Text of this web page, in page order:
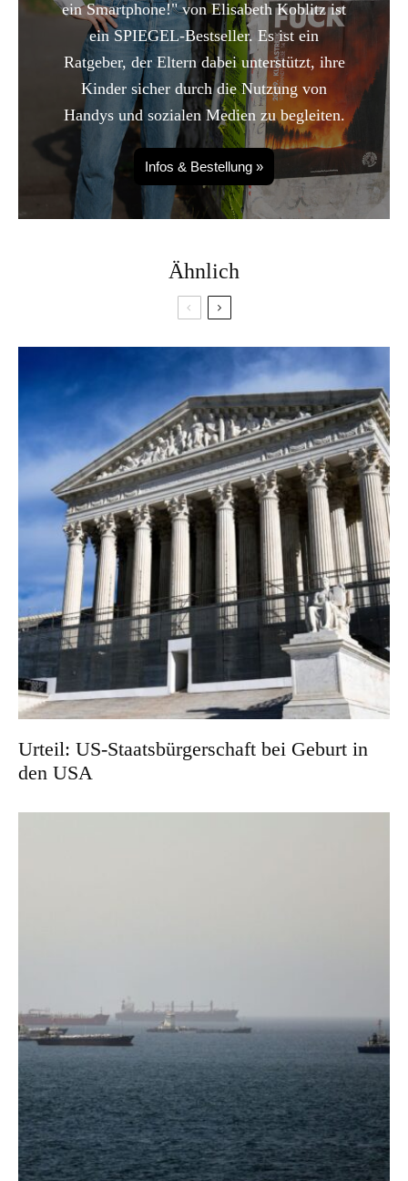
ein Smartphone!" von Elisabeth Koblitz ist
ein SPIEGEL-Bestseller. Es ist ein
Ratgeber, der Eltern dabei unterstützt, ihre
Kinder sicher durch die Nutzung von
Handys und sozialen Medien zu begleiten.
Infos & Bestellung »
Ähnlich
Urteil: US-Staatsbürgerschaft bei Geburt in
den USA